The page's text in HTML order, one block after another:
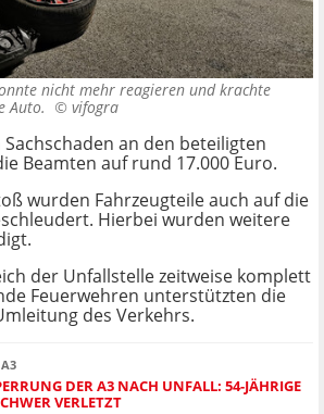
nicht mehr reagieren und krachte
Auto. © vifogra
an den beteiligten
Beamten auf rund 17.000 Euro.
wurden Fahrzeugteile auch auf die
Hierbei wurden weitere
der Unfallstelle zeitweise komplett
Feuerwehren unterstützten die
des Verkehrs.
DER A3 NACH UNFALL: 54-JÄHRIGE
VERLETZT